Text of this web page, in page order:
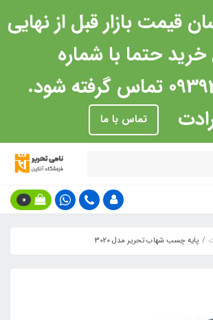
قیمت بازار قبل از نهایی
حتما با شماره
09392489747 تماس گرفته شود.
تماس با ما
0
پایه چسب شهاب تحریر مدل 3020